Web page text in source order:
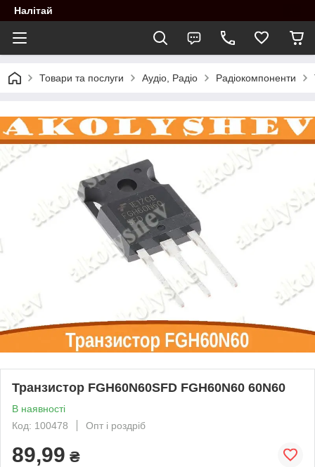
Налітай
Товари та послуги Аудіо, Радіо Радіокомпоненти
Транзистор FGH60N60SFD FGH60N60 60N60
В наявності
Код: 100478
Опт і роздріб
89,99 ₴